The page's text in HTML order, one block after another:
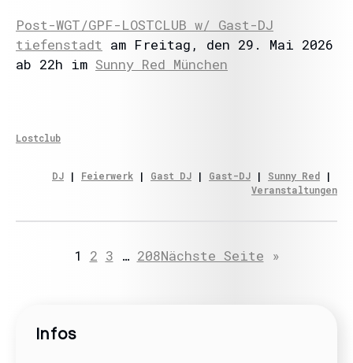
Post-WGT/GPF-LOSTCLUB w/ Gast-DJ
tiefenstadt am Freitag, den 29. Mai 2026
ab 22h im Sunny Red München
Lostclub
DJ | Feierwerk | Gast DJ | Gast-DJ | Sunny Red
Veranstaltungen
1 2 3 … 208Nächste Seite »
Infos